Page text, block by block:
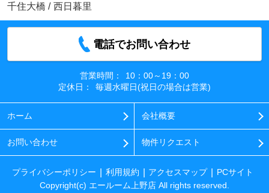
千住大橋 / 西日暮里
電話でお問い合わせ
営業時間：
10：00～19：00
定休日：
毎週水曜日(祝日の場合は営業)
ホーム 会社概要
お問い合わせ 物件リクエスト
プライバシーポリシー 利用規約 アクセスマップ
PCサイト
Copyright(c) エールーム上野店 All rights reserved.